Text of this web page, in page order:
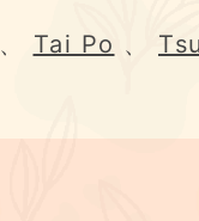
、 Tai Po 、